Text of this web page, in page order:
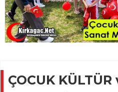
ÇOCUK KÜLTÜR